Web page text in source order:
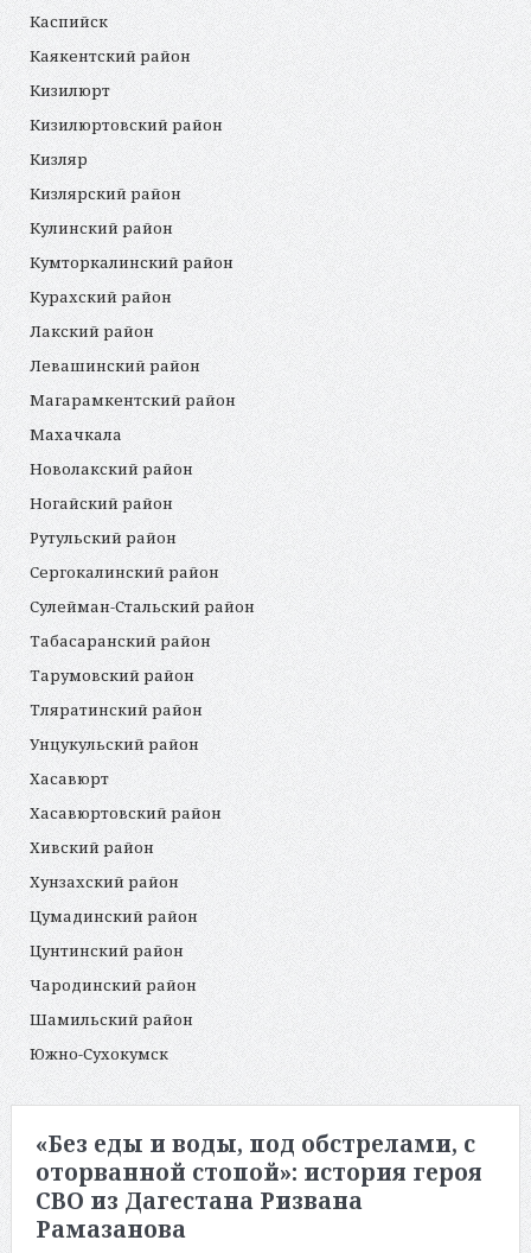
Каспийск
Каякентский район
Кизилюрт
Кизилюртовский район
Кизляр
Кизлярский район
Кулинский район
Кумторкалинский район
Курахский район
Лакский район
Левашинский район
Магарамкентский район
Махачкала
Новолакский район
Ногайский район
Рутульский район
Сергокалинский район
Сулейман-Стальский район
Табасаранский район
Тарумовский район
Тляратинский район
Унцукульский район
Хасавюрт
Хасавюртовский район
Хивский район
Хунзахский район
Цумадинский район
Цунтинский район
Чародинский район
Шамильский район
Южно-Сухокумск
«Без еды и воды, под обстрелами, с
оторванной стопой»: история героя
СВО из Дагестана Ризвана
Рамазанова